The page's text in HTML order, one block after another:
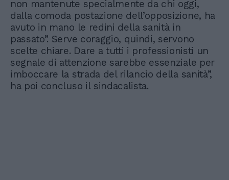
non mantenute specialmente da chi oggi,
dalla comoda postazione dell’opposizione, ha
avuto in mano le redini della sanità in
passato”. Serve coraggio, quindi, servono
scelte chiare. Dare a tutti i professionisti un
segnale di attenzione sarebbe essenziale per
imboccare la strada del rilancio della sanità”,
ha poi concluso il sindacalista.